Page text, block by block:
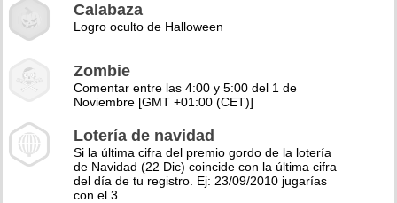
Calabaza
Logro oculto de Halloween
Zombie
Comentar entre las 4:00 y 5:00 del 1 de
Noviembre [GMT +01:00 (CET)]
Lotería de navidad
Si la última cifra del premio gordo de la lotería
de Navidad (22 Dic) coincide con la última cifra
del día de tu registro. Ej: 23/09/2010 jugarías
con el 3.